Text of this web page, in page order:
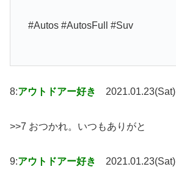
#Autos #AutosFull #Suv
8:アウトドアー好き 2021.01.23(Sat)
>>7 おつかれ。いつもありがと
9:アウトドアー好き 2021.01.23(Sat)